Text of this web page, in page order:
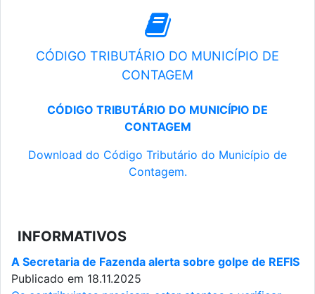
CÓDIGO TRIBUTÁRIO DO MUNICÍPIO DE
CONTAGEM
CÓDIGO TRIBUTÁRIO DO MUNICÍPIO DE
CONTAGEM
Download do Código Tributário do Município de
Contagem.
INFORMATIVOS
A Secretaria de Fazenda alerta sobre golpe de REFIS
Publicado em 18.11.2025